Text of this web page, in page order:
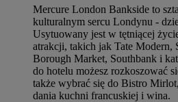
Mercure London Bankside to
kulturalnym sercu Londynu -
Usytuowany jest w tętniącej
atrakcji, takich jak Tate Modern,
Borough Market, Southbank i
do hotelu możesz rozkoszować
także wybrać się do Bistro
dania kuchni francuskiej i wina.